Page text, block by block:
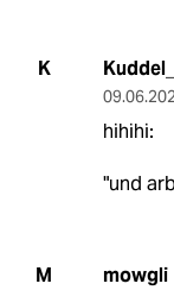
K
hihihi:
"und
M mowgli